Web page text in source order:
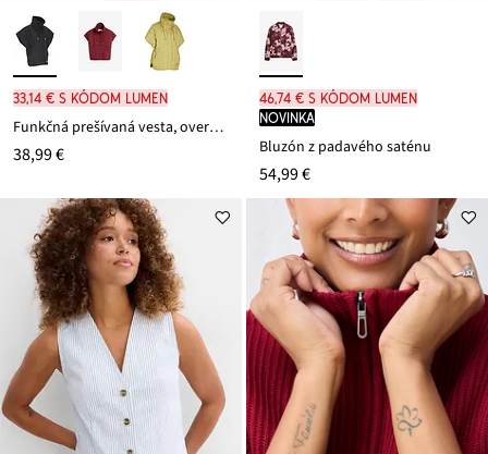
33,14 € s kódom LUMEN
Funkčná prešívaná vesta, oversized, odolná voči vode
38,99 €
46,74 € s kódom LUMEN
novinka
Bluzón z padavého saténu
54,99 €